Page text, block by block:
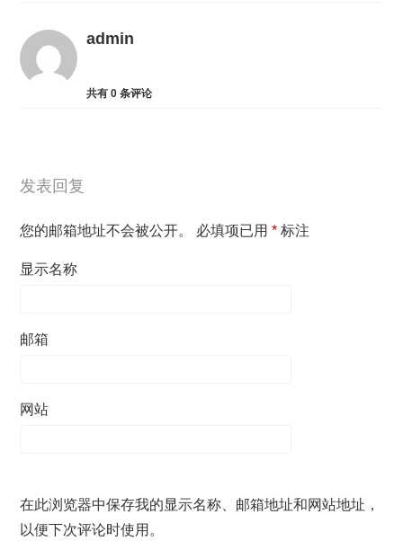
admin
共有0 条评论
发表回复
您的邮箱地址不会被公开。 必填项已用* 标注
显示名称
邮箱
网站
在此浏览器中保存我的显示名称、邮箱地址和网站地址，
以便下次评论时使用。